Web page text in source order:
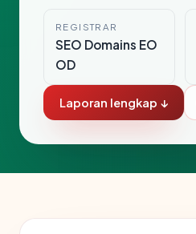
REGISTRAR
SEO Domains EO
OD
Laporan lengkap ↓